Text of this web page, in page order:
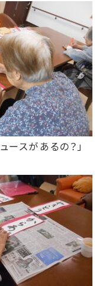
ースがあるの？」